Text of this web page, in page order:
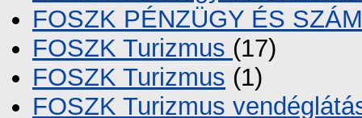
FOSZK PÉNZÜGY ÉS
FOSZK Turizmus (17)
FOSZK Turizmus (1)
FOSZK Turizmus